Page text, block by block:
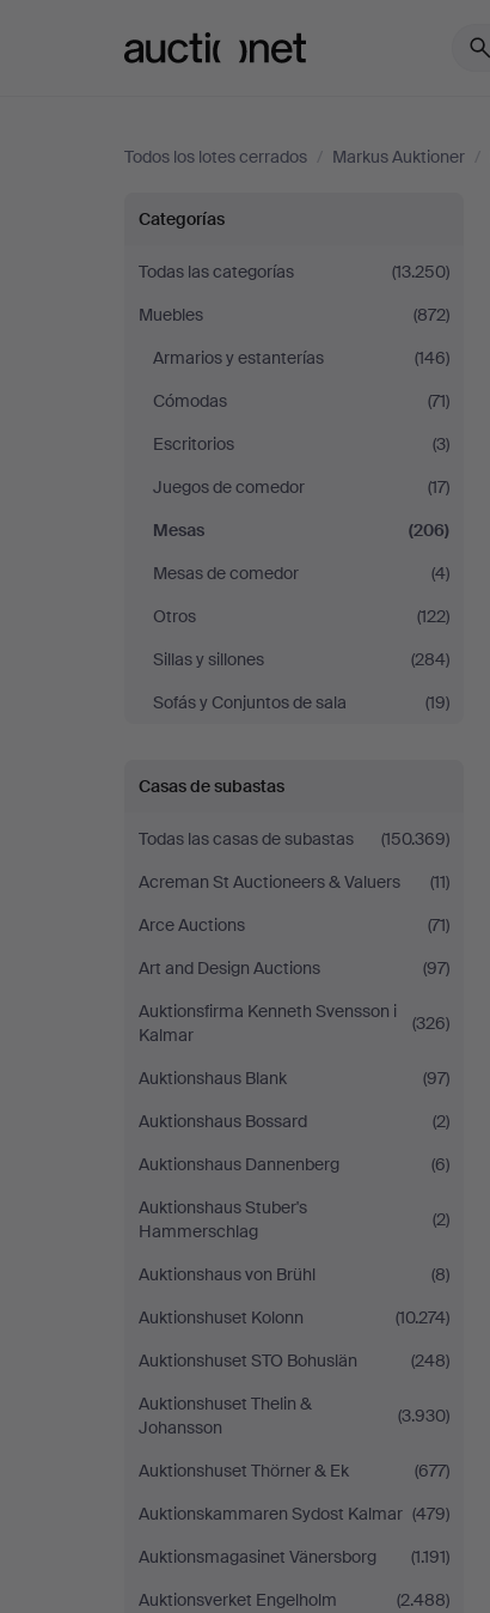
Todos los lotes cerrados / Markus Auktioner /
Mesas
en
Markus
Auktioner
Categorías
Todas las categorías
(13.250)
Muebles
(872)
Armarios y estanterías
(146)
Cómodas
(71)
Escritorios
(3)
Juegos de comedor
(17)
Mesas
(206)
Mesas de comedor
(4)
Otros
(122)
Sillas y sillones
(284)
Sofás y Conjuntos de sala
(19)
Casas de subastas
Todas las casas de subastas
(150.369)
Acreman St Auctioneers & Valuers
(11)
Arce Auctions
(71)
Art and Design Auctions
(97)
Auktionsfirma Kenneth Svensson i
Kalmar
(326)
Auktionshaus Blank
(97)
Auktionshaus Bossard
(2)
Auktionshaus Dannenberg
(6)
Auktionshaus Stuber's
Hammerschlag
(2)
Auktionshaus von Brühl
(8)
Auktionshuset Kolonn
(10.274)
Auktionshuset STO Bohuslän
(248)
Auktionshuset Thelin &
Johansson
(3.930)
Auktionshuset Thörner & Ek
(677)
Auktionskammaren Sydost Kalmar (479)
Auktionsmagasinet Vänersborg
(1.191)
Auktionsverket Engelholm
(2.488)